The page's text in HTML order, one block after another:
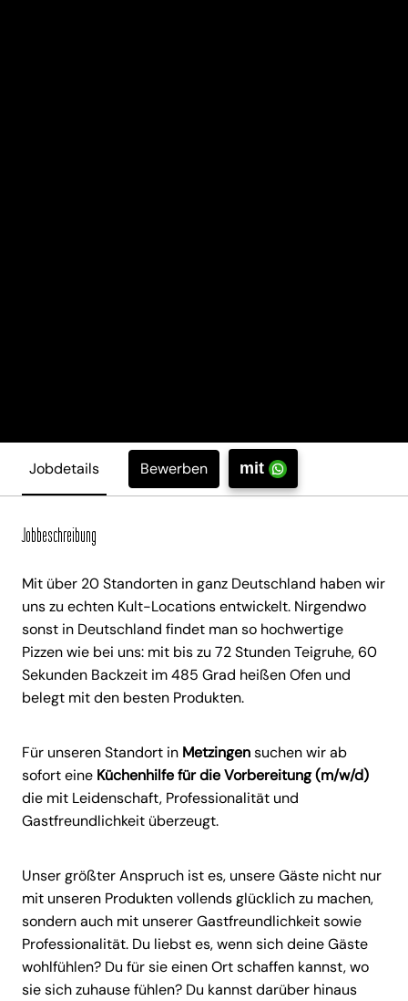
Jobdetails Bewerben mit
Jobbeschreibung
Mit über 20 Standorten in ganz Deutschland haben wir
uns zu echten Kult-Locations entwickelt. Nirgendwo
sonst in Deutschland findet man so hochwertige
Pizzen wie bei uns: mit bis zu 72 Stunden Teigruhe, 60
Sekunden Backzeit im 485 Grad heißen Ofen und
belegt mit den besten Produkten.
Für unseren Standort in Metzingensuchen wir ab
sofort eine Küchenhilfe für die Vorbereitung (m/w/d)
die mit Leidenschaft, Professionalität und
Gastfreundlichkeit überzeugt.
Unser größter Anspruch ist es, unsere Gäste nicht nur
mit unseren Produkten vollends glücklich zu machen,
sondern auch mit unserer Gastfreundlichkeit sowie
Professionalität. Du liebst es, wenn sich deine Gäste
wohlfühlen? Du für sie einen Ort schaffen kannst, wo
sie sich zuhause fühlen? Du kannst darüber hinaus